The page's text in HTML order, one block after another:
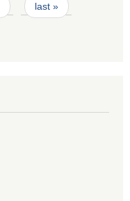
last »